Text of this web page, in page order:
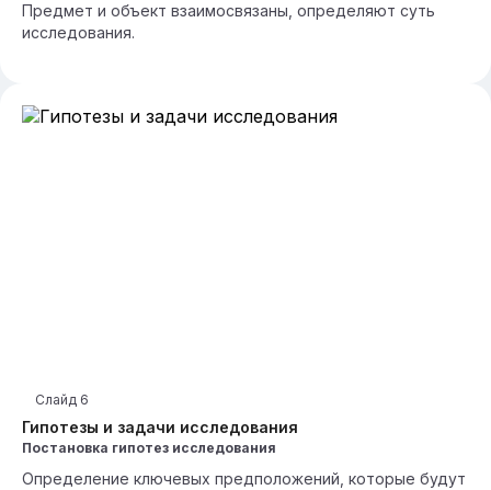
Предмет и объект взаимосвязаны, определяют суть
исследования.
Гипотезы и задачи исследования
Слайд 6
Постановка гипотез исследования
Определение ключевых предположений, которые будут